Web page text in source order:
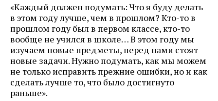
«Каждый должен подумать: Что я буду делать
в этом году лучше, чем в прошлом? Кто-то в
прошлом году был в первом классе, кто-то
вообще не учился в школе… В этом году мы
изучаем новые предметы, перед нами стоят
новые задачи. Нужно подумать, как мы можем
не только исправить прежние ошибки, но и как
сделать лучше то, что было достигнуто
раньше».